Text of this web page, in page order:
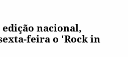
edição nacional,
feira o 'Rock in